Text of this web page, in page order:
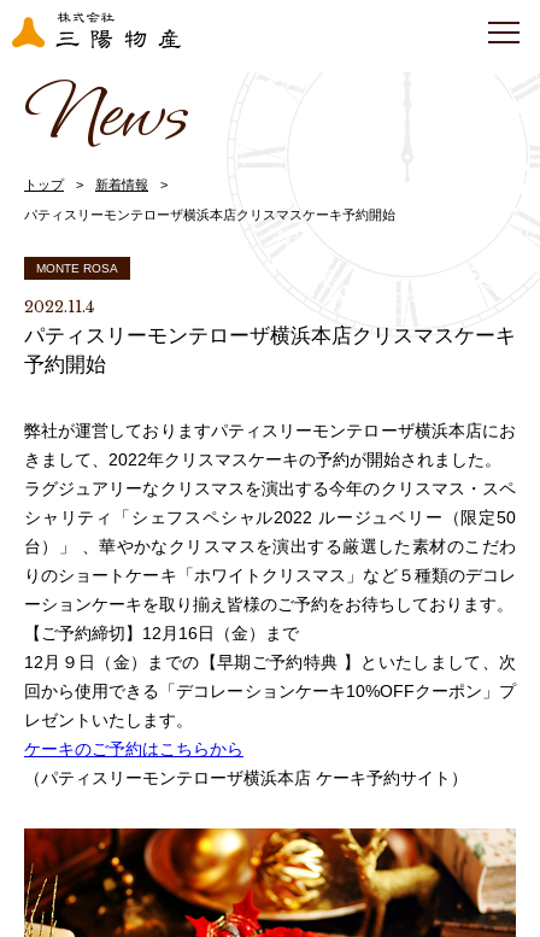
News
トップ 新着情報
パティスリーモンテローザ横浜本店クリスマスケーキ予約開始
MONTE ROSA
2022.11.4
パティスリーモンテローザ横浜本店クリスマスケーキ
予約開始
弊社が運営しておりますパティスリーモンテローザ横浜本店にお
きまして、2022年クリスマスケーキの予約が開始されました。
ラグジュアリーなクリスマスを演出する今年のクリスマス・スペ
シャリティ「シェフスペシャル2022 ルージュベリー（限定50
台）」 、華やかなクリスマスを演出する厳選した素材のこだわ
りのショートケーキ「ホワイトクリスマス」など５種類のデコレ
ーションケーキを取り揃え皆様のご予約をお待ちしております。
【ご予約締切】12月16日（金）まで
12月９日（金）までの【早期ご予約特典 】といたしまして、次
回から使用できる「デコレーションケーキ10%OFFクーポン」プ
レゼントいたします。
ケーキのご予約はこちらから
（パティスリーモンテローザ横浜本店 ケーキ予約サイト）